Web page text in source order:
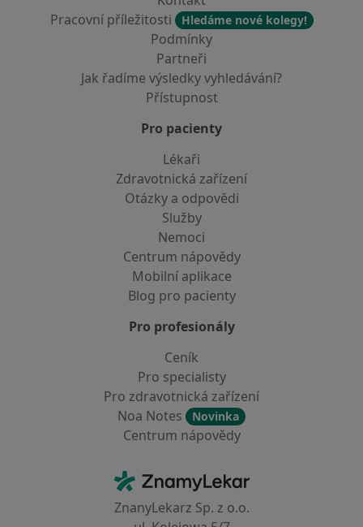
Pracovní příležitosti
Hledáme nové kolegy!
Podmínky
Partneři
Jak řadíme výsledky vyhledávání?
Přístupnost
Pro pacienty
Lékaři
Zdravotnická zařízení
Otázky a odpovědi
Služby
Nemoci
Centrum nápovědy
Mobilní aplikace
Blog pro pacienty
Pro profesionály
Ceník
Pro specialisty
Pro zdravotnická zařízení
Noa Notes
Novinka
Centrum nápovědy
ZnamyLekar - Hlavní stránka
ZnanyLekarz Sp. z o.o.